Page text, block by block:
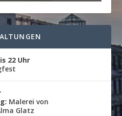
22 Uhr
Malerei von
Glatz